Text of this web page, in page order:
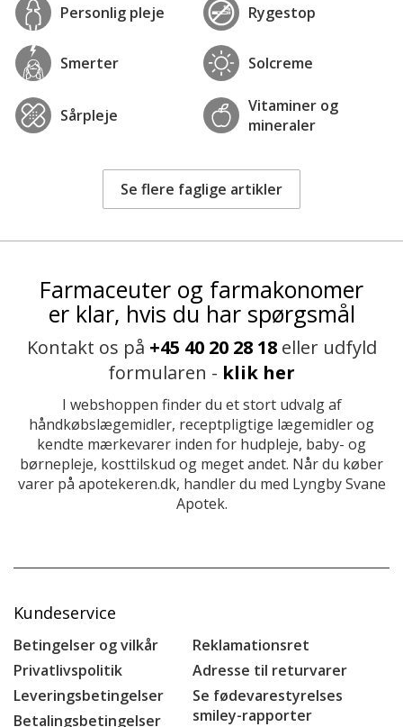
Personlig pleje Rygestop
Smerter Solcreme
Sårpleje
Vitaminer og
mineraler
Se flere faglige artikler
Farmaceuter og farmakonomer
er klar, hvis du har spørgsmål
Kontakt os på +45 40 20 28 18eller udfyld
formularen - klik her
I webshoppen finder du et stort udvalg af
håndkøbslægemidler, receptpligtige lægemidler og
kendte mærkevarer inden for hudpleje, baby- og
børnepleje, kosttilskud og meget andet. Når du køber
varer på apotekeren.dk, handler du med Lyngby Svane
Apotek.
Kundeservice
Betingelser og vilkår
Privatlivspolitik
Leveringsbetingelser
Betalingsbetingelser
Reklamationsret
Adresse til returvarer
Se fødevarestyrelses
smiley-rapporter